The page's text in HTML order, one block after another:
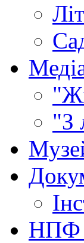
"З
НПФ